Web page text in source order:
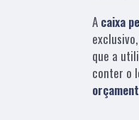
A caixa
que a
conter o